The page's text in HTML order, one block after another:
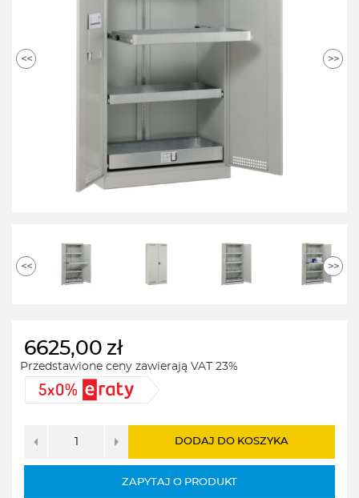
<< >>
<< >>
6625,00 zł
Przedstawione ceny zawierają VAT 23%
DODAJ DO KOSZYKA
ZAPYTAJ O PRODUKT